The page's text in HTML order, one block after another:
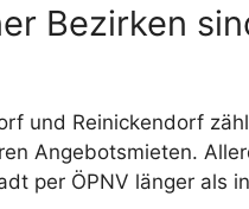
Bezirken
und Reinickendorf
Angebotsmieten.
per ÖPNV länger als